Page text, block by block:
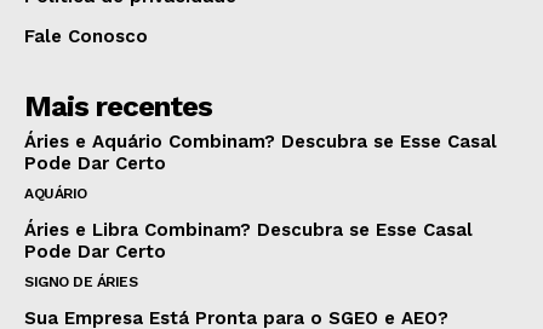
Fale Conosco
Mais recentes
Áries e Aquário Combinam? Descubra se Esse Casal
Pode Dar Certo
AQUÁRIO
Áries e Libra Combinam? Descubra se Esse Casal
Pode Dar Certo
SIGNO DE ÁRIES
Sua Empresa Está Pronta para o SGEO e AEO?